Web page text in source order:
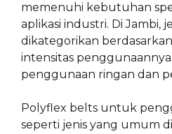
memenuhi kebutuhan
aplikasi industri. Di Jambi,
dikategorikan
intensitas
penggunaan ringan dan
Polyflex belts untuk
seperti jenis yang umum